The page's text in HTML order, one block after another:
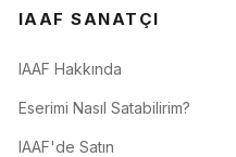
IAAF SANATÇI
IAAF Hakkında
Eserimi Nasıl Satabilirim?
IAAF'de Satın